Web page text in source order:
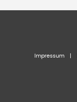
Impressum